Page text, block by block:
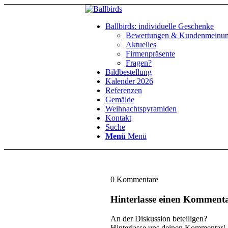
Ballbirds: individuelle Geschenke
Bewertungen &
Aktuelles
Firmenpräsente
Fragen?
Bildbestellung
Kalender 2026
Referenzen
Gemälde
Weihnachtspyramiden
Kontakt
Suche
Menü Menü
0 Kommentare
Hinterlasse einen
An der Diskussion beteiligen?